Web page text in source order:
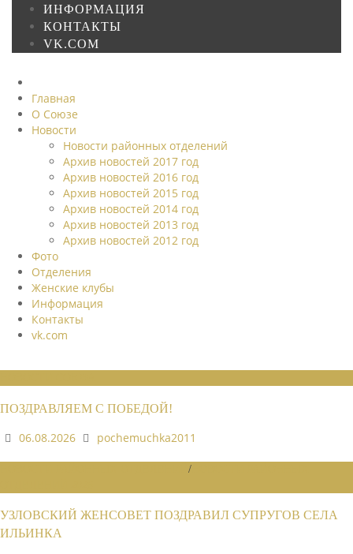
ИНФОРМАЦИЯ
КОНТАКТЫ
VK.COM
Главная
О Союзе
Новости
Новости районных отделений
Архив новостей 2017 год
Архив новостей 2016 год
Архив новостей 2015 год
Архив новостей 2014 год
Архив новостей 2013 год
Архив новостей 2012 год
Фото
Отделения
Женские клубы
Информация
Контакты
vk.com
ПОЗДРАВЛЯЕМ С ПОБЕДОЙ!
06.08.2026
pochemuchka2011
/
УЗЛОВСКИЙ ЖЕНСОВЕТ ПОЗДРАВИЛ СУПРУГОВ СЕЛА
ИЛЬИНКА